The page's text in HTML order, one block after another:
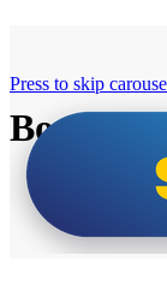
Bosch
Press to skip